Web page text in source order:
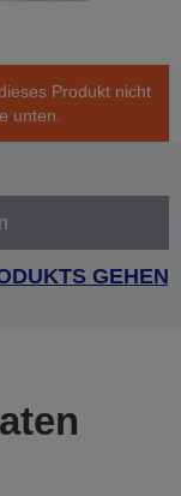
Produkt nicht
unten.
GEHEN